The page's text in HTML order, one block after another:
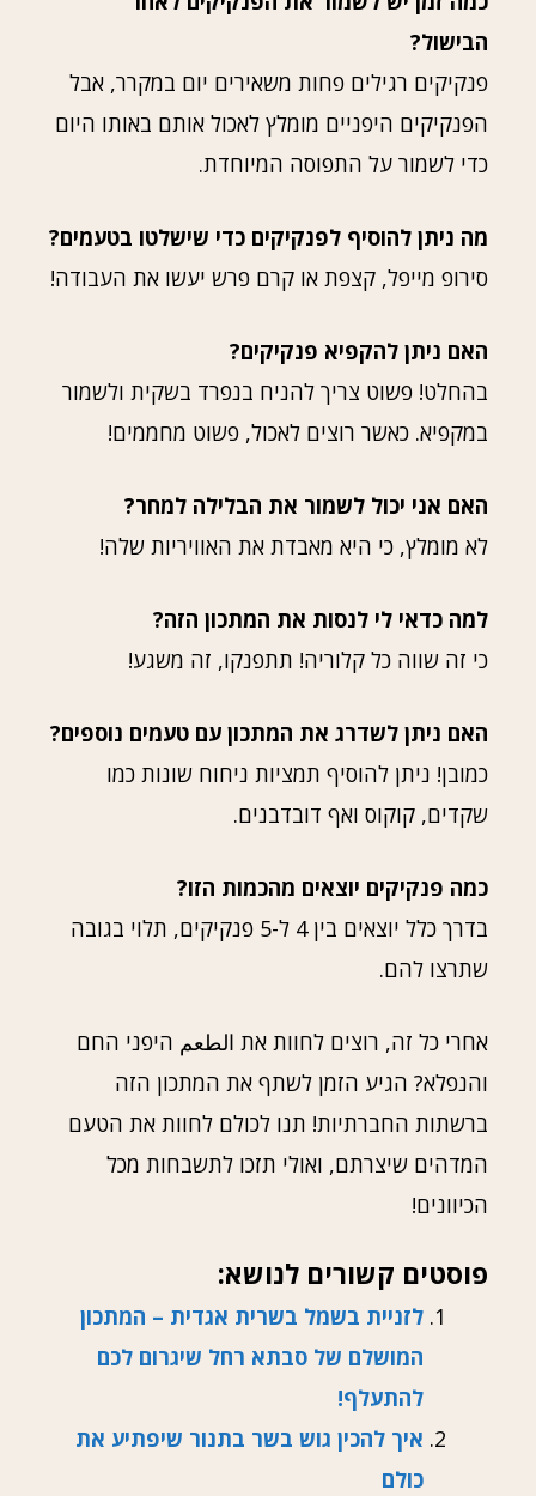
הבישול?
פנקיקים רגילים פחות משאירים יום במקרר, אבל
הפנקיקים היפניים מומלץ לאכול אותם באותו היום
כדי לשמור על התפוסה המיוחדת.
מה ניתן להוסיף לפנקיקים כדי שישלטו בטעמים?
סירופ מייפל, קצפת או קרם פרש יעשו את העבודה!
האם ניתן להקפיא פנקיקים?
בהחלט! פשוט צריך להניח בנפרד בשקית ולשמור
במקפיא. כאשר רוצים לאכול, פשוט מחממים!
האם אני יכול לשמור את הבלילה למחר?
לא מומלץ, כי היא מאבדת את האוויריות שלה!
למה כדאי לי לנסות את המתכון הזה?
כי זה שווה כל קלוריה! תתפנקו, זה משגע!
האם ניתן לשדרג את המתכון עם טעמים נוספים?
כמובן! ניתן להוסיף תמציות ניחוח שונות כמו
שקדים, קוקוס ואף דובדבנים.
כמה פנקיקים יוצאים מהכמות הזו?
בדרך כלל יוצאים בין 4 ל-5 פנקיקים, תלוי בגובה
שתרצו להם.
אחרי כל זה, רוצים לחוות את الطعم היפני החם
והנפלא? הגיע הזמן לשתף את המתכון הזה
ברשתות החברתיות! תנו לכולם לחוות את הטעם
המדהים שיצרתם, ואולי תזכו לתשבחות מכל
הכיוונים!
פוסטים קשורים לנושא:
לזניית בשמל בשרית אגדית – המתכון
המושלם של סבתא רחל שיגרום לכם
להתעלף!
איך להכין גוש בשר בתנור שיפתיע את
כולם